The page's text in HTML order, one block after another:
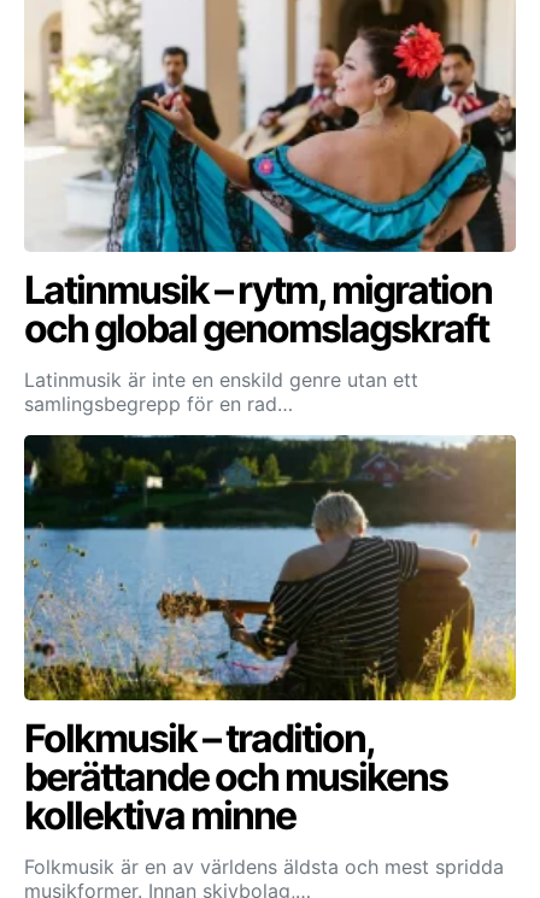
Latinmusik – rytm, migration
och global genomslagskraft
Latinmusik är inte en enskild genre utan ett
samlingsbegrepp för en rad…
Folkmusik – tradition,
berättande och musikens
kollektiva minne
Folkmusik är en av världens äldsta och mest spridda
musikformer. Innan skivbolag,…